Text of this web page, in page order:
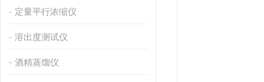
定量平行浓缩仪
溶出度测试仪
酒精蒸馏仪